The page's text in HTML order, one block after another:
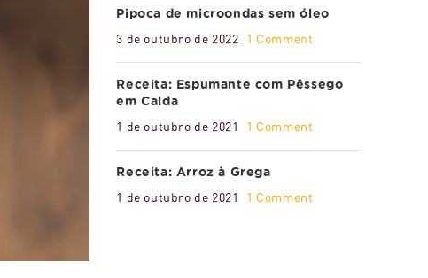
Pipoca de microondas sem óleo
3 de outubro de 2022 1 Comment
Receita: Espumante com Pêssego
em Calda
1 de outubro de 2021 1 Comment
Receita: Arroz à Grega
1 de outubro de 2021 1 Comment